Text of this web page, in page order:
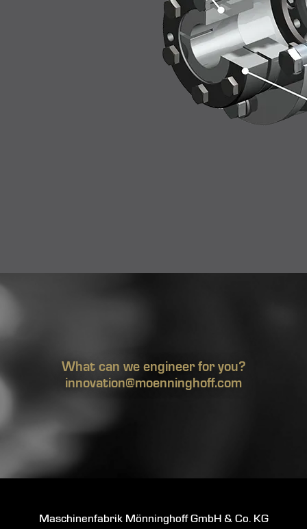
What can we engineer for you?
innovation@moenninghoff.com
Maschinenfabrik Mönninghoff GmbH & Co. KG